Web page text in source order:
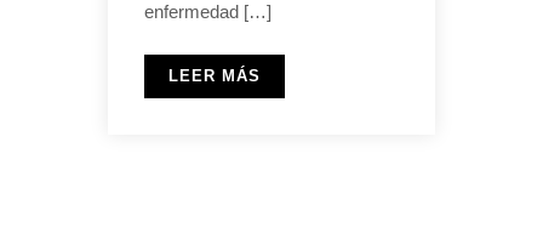
enfermedad […]
LEER MÁS